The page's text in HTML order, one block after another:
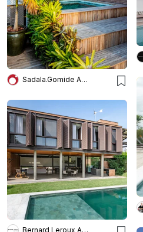
Sadala.Gomide Arquitetura
Bernard Leroux Arquitetos